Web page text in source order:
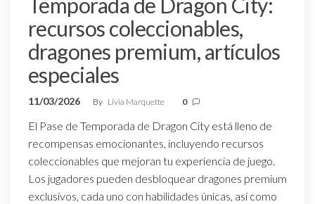
Temporada de Dragon City:
recursos coleccionables,
dragones premium, artículos
especiales
11/03/2026 By Livia Marquette 0
El Pase de Temporada de Dragon City está lleno de
recompensas emocionantes, incluyendo recursos
coleccionables que mejoran tu experiencia de juego.
Los jugadores pueden desbloquear dragones premium
exclusivos, cada uno con habilidades únicas, así como